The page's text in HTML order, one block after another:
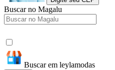
Buscar no Magalu
Buscar em leylamodas